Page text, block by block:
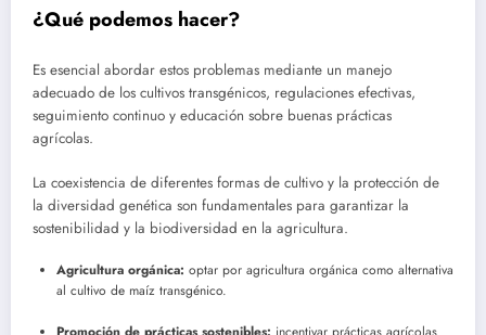
¿Qué podemos hacer?
Es esencial abordar estos problemas mediante un manejo
adecuado de los cultivos transgénicos, regulaciones efectivas,
seguimiento continuo y educación sobre buenas prácticas
agrícolas.
La coexistencia de diferentes formas de cultivo y la protección de
la diversidad genética son fundamentales para garantizar la
sostenibilidad y la biodiversidad en la agricultura.
Agricultura orgánica: optar por agricultura orgánica como alternativa
al cultivo de maíz transgénico.